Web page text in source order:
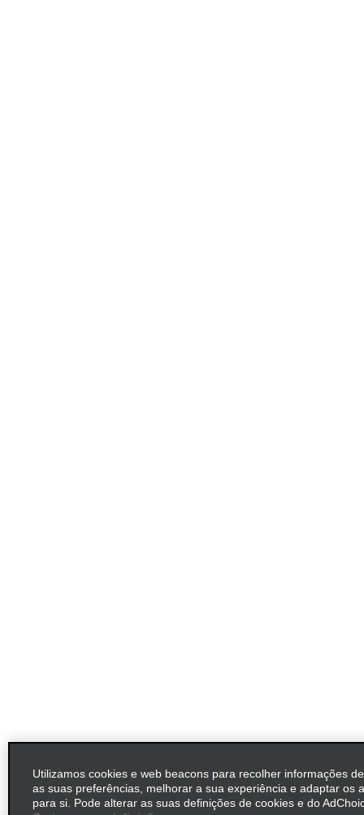
Utilizamos cookies e web beacons para recolher informações
as suas preferências, melhorar a sua experiência e adaptar os
para si. Pode alterar as suas definições de cookies e do